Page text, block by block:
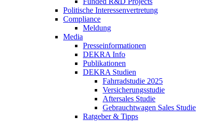
Politische Interessenvertretung
Compliance
Meldung
Media
Presseinformationen
DEKRA Info
Publikationen
DEKRA Studien
Fahrradstudie 2025
Versicherungsstudie
Aftersales Studie
Gebrauchtwagen Sales Studie
Ratgeber & Tipps